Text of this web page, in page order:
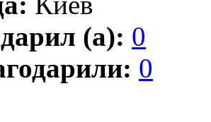
(а): 0
0